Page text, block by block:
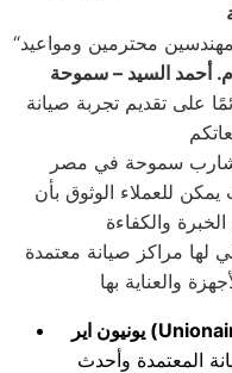
“أفضل مركز صيانة اتعاملت معاه، مهندسين محترمين ومواعيد
م. أحمد السيد – سموحة
على تقديم تجربة صيانة
شارب سموحة في مصر
يمكن للعملاء الوثوق بأن
والكفاءة
لها مراكز صيانة معتمدة
يونيون اير
المعتمدة وأحدث